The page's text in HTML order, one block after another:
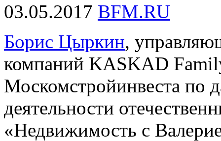
03.05.2017 BFM.RU
Борис Цыркин,
компаний KASKAD
Москомстройинвеста по
деятельности
«Недвижимость с